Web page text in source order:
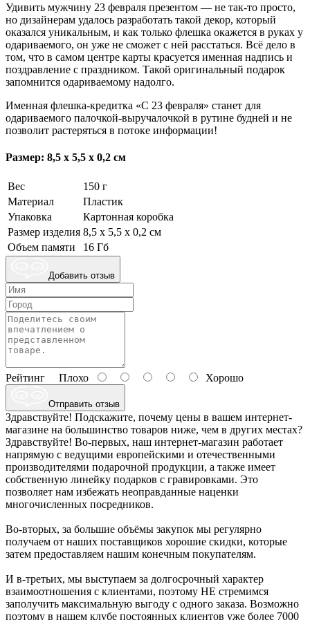
Удивить мужчину 23 февраля презентом — не так-то просто,
но дизайнерам удалось разработать такой декор, который
оказался уникальным, и как только флешка окажется в руках у
одариваемого, он уже не сможет с ней расстаться. Всё дело в
том, что в самом центре карты красуется именная надпись и
поздравление с праздником. Такой оригинальный подарок
запомнится одариваемому надолго.
Именная флешка-кредитка «С 23 февраля» станет для
одариваемого палочкой-выручалочкой в рутине будней и не
позволит растеряться в потоке информации!
Размер: 8,5 х 5,5 х 0,2 см
Вес
150 г
Материал
Пластик
Упаковка
Картонная коробка
Размер изделия 8,5 х 5,5 х 0,2 см
Объем памяти
16 Гб
Добавить отзыв
Рейтинг Плохо Хорошо
Отправить отзыв
Здравствуйте! Подскажите, почему цены в вашем интернет-
магазине на большинство товаров ниже, чем в других местах?
Здравствуйте! Во-первых, наш интернет-магазин работает
напрямую с ведущими европейскими и отечественными
производителями подарочной продукции, а также имеет
собственную линейку подарков с гравировками. Это
позволяет нам избежать неоправданные наценки
многочисленных посредников.
Во-вторых, за большие объёмы закупок мы регулярно
получаем от наших поставщиков хорошие скидки, которые
затем предоставляем нашим конечным покупателям.
И в-третьих, мы выступаем за долгосрочный характер
взаимоотношения с клиентами, поэтому НЕ стремимся
заполучить максимальную выгоду с одного заказа. Возможно
поэтому в нашем клубе постоянных клиентов уже более 7000